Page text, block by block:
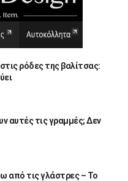
ρόδες της βαλίτσας:
αυτές τις γραμμές; Δεν
από τις γλάστρες – Το